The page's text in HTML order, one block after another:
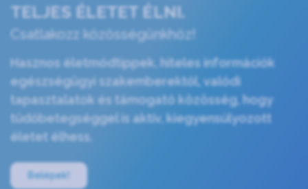
TELJES ÉLETET ÉLNI.
Csatlakozz közösségünkhöz!
Hasznos életmódtippek, hiteles információk
egészségügyi szakemberektől, valódi
tapasztalatok és támogató közösség, hogy
tüdőbetegséggel is aktív, kiegyensúlyozott
életet élhess.
Belépek!